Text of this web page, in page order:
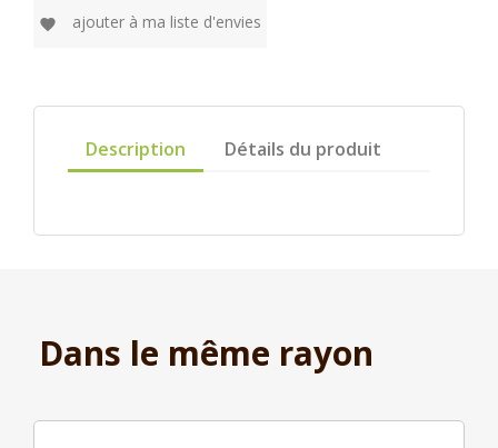
favorite ajouter à ma liste d'envies
Description Détails du produit
Dans le même rayon